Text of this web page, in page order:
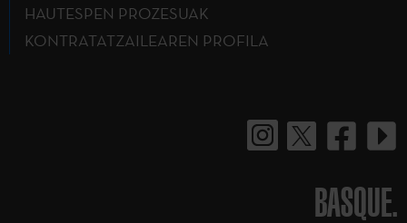
HAUTESPEN PROZESUAK
KONTRATATZAILEAREN PROFILA
BASQUE.